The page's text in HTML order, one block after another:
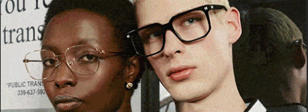
OLBIA
Olbia, riaperta dopo 13 anni la strada di
Monte Pino